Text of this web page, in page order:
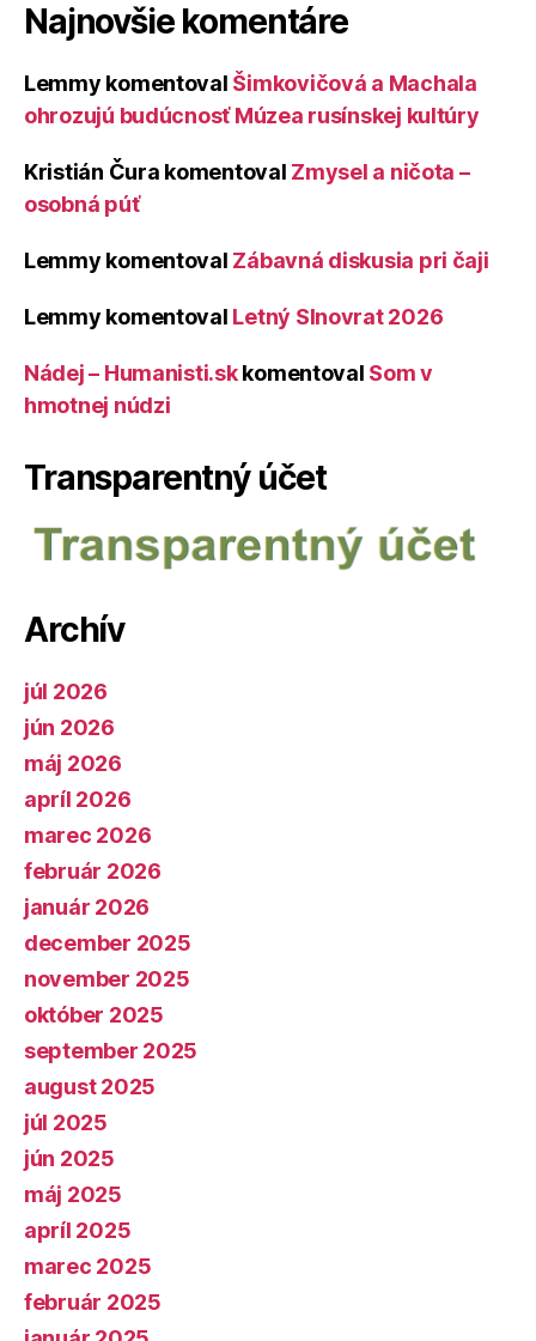
Najnovšie komentáre
Lemmy komentoval Šimkovičová a Machala
ohrozujú budúcnosť Múzea rusínskej kultúry
Kristián Čura komentoval Zmysel a ničota –
osobná púť
Lemmy komentoval Zábavná diskusia pri čaji
Lemmy komentoval Letný Slnovrat 2026
Nádej – Humanisti.skkomentoval Som v
hmotnej núdzi
Transparentný účet
Archív
júl 2026
jún 2026
máj 2026
apríl 2026
marec 2026
február 2026
január 2026
december 2025
november 2025
október 2025
september 2025
august 2025
júl 2025
jún 2025
máj 2025
apríl 2025
marec 2025
február 2025